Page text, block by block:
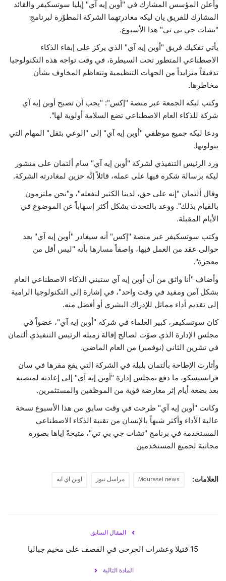
وأعلن المؤسس المشارك في "أوبن إيه آي" إيليا سوتسكيفر والقائد
المشارك للفريق يان ليكه مغادرتهما الشركة المطوّرة لبرنامج
"تشات جي بي تي" هذا الأسبوع.
يأتي تفكيك فريق "أوبن إيه آي" الذي يركز على إبقاء الذكاء
الاصطناعي المتطور تحت السيطرة، في وقت تواجه هذه التكنولوجيا
تدقيقاً متزايداً من الجهات التنظيمية وتتعاظم المخاوف بشأن
مخاطرها.
وكتب ليكه الجمعة عبر منصة "إكس": "يجب أن تصبح أوبن إيه آي
شركة للذكاء العام الاصطناعي تضع السلامة أولوية لها".
ودعا ليكه جميع موظفي "أوبن إيه آي" إلى "الوعي بثقل" المهام التي
يتولونها.
ورد الرئيس التنفيذي لشركة "أوبن إيه آي" سام ألتمان على منشور
ليكه برسالة شكره فيها على عمله، قائلاً إنَّه حزين لمغادرته الشركة.
وقال ألتمان "إنه على حق، لدينا الكثير لنفعله"، و"نحن ملتزمون
بالقيام بذلك". ووعد بالتحدث بشكل أكثر إسهاباً عن الموضوع في
الأيام المقبلة.
وكتب سوتسكيفر عبر منصة "إكس" أنه سيغادر "أوبن إيه آي" بعد
حوالى عقد من العمل فيها، واصفاً مسارها بأنه "ليس أقل من
معجزة".
وأضاف "أنا واثق من أن أوبن إيه آي ستبني الذكاء الاصطناعي العام
بشكل آمن ومفيد في وقت واحد"، في إشارة إلى التكنولوجيا الرامية
إلى تقديم أداء مماثل للإدراك البشري أو أفضل منه.
كان سوتسكيفر، كبير العلماء في شركة "أوبن إيه آي"، عضواً في
مجلس الإدارة الذي صوّت لصالح إقالة زميله الرئيس التنفيذي ألتمان
في تشرين الثاني (نوفمبر) من العام الماضي.
وأثارت الإطاحة بألتمان بلبلة في الشركة التي يقع مقرها في سان
فرانسيسكو، ما دفع بمجلس إدارة "أوبن إيه آي" إلى إعادته لمنصبه
بعد بضعة أيام إثر معارضة قوية من الموظفين والمستثمرين.
وكانت "أوبن إيه آي" طرحت في وقت سابق من هذا الأسبوع نسخة
عالية الأداء وأكثر شبهاً بالإنسان من تقنية الذكاء الاصطناعي
المستخدمة في برنامج "تشات جي بي تي"، متيحةً إياها بصورة
مجانية لجميع المستخدمين
العلامات: Mourasel news مراسل نيوز اوبن اي ايه
المقال السابق
15 قتيلا وعشرات الجرحى في القصف على مخيم جباليا
المادة التالية